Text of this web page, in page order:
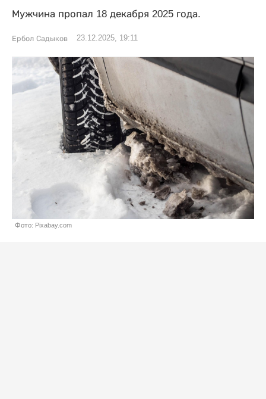
Мужчина пропал 18 декабря 2025 года.
Ербол Садыков 23.12.2025, 19:11
Фото: Pixabay.com